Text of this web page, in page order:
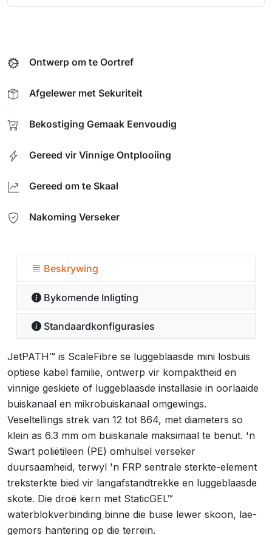
Ontwerp om te Oortref
Afgelewer met Sekuriteit
Bekostiging Gemaak Eenvoudig
Gereed vir Vinnige Ontplooiing
Gereed om te Skaal
Nakoming Verseker
Beskrywing
Bykomende Inligting
Standaardkonfigurasies
JetPATH™ is ScaleFibre se luggeblaasde mini losbuis
optiese kabel familie, ontwerp vir kompaktheid en
vinnige geskiete of luggeblaasde installasie in oorlaaide
buiskanaal en mikrobuiskanaal omgewings.
Veseltellings strek van 12 tot 864, met diameters so
klein as 6.3 mm om buiskanale maksimaal te benut. 'n
Swart poliëtileen (PE) omhulsel verseker
duursaamheid, terwyl 'n FRP sentrale sterkte-element
treksterkte bied vir langafstandtrekke en luggeblaasde
skote. Die droë kern met StaticGEL™
waterblokverbinding binne die buise lewer skoon, lae-
gemors hantering op die terrein.